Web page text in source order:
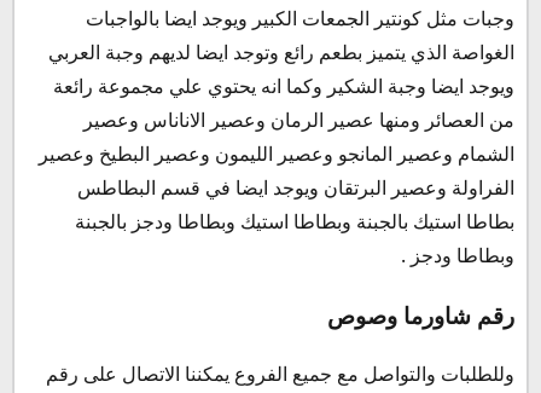
وجبات مثل كونتير الجمعات الكبير ويوجد ايضا بالواجبات
الغواصة الذي يتميز بطعم رائع وتوجد ايضا لديهم وجبة العربي
ويوجد ايضا وجبة الشكير وكما انه يحتوي علي مجموعة رائعة
من العصائر ومنها عصير الرمان وعصير الاناناس وعصير
الشمام وعصير المانجو وعصير الليمون وعصير البطيخ وعصير
الفراولة وعصير البرتقان ويوجد ايضا في قسم البطاطس
بطاطا استيك بالجبنة وبطاطا استيك وبطاطا ودجز بالجبنة
وبطاطا ودجز .
رقم شاورما وصوص
وللطلبات والتواصل مع جميع الفروع يمكننا الاتصال على رقم